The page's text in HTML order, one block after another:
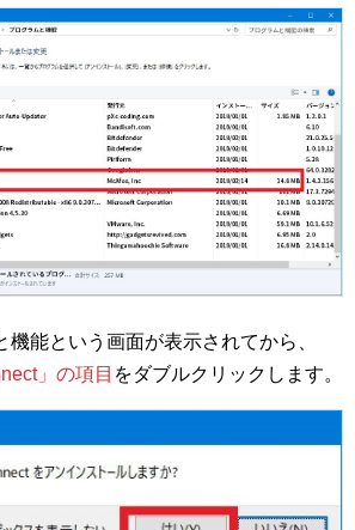
機能という画面が表示されてから、
」の項目 をダブルクリックします。